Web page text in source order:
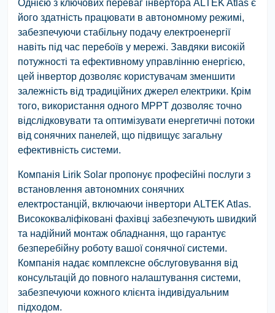
Однією з ключових переваг інвертора ALTEK Atlas є
його здатність працювати в автономному режимі,
забезпечуючи стабільну подачу електроенергії
навіть під час перебоїв у мережі. Завдяки високій
потужності та ефективному управлінню енергією,
цей інвертор дозволяє користувачам зменшити
залежність від традиційних джерел електрики. Крім
того, використання одного MPPT дозволяє точно
відслідковувати та оптимізувати енергетичні потоки
від сонячних панелей, що підвищує загальну
ефективність системи.
Компанія Lirik Solar пропонує професійні послуги з
встановлення автономних сонячних
електростанцій, включаючи інвертори ALTEK Atlas.
Висококваліфіковані фахівці забезпечують швидкий
та надійний монтаж обладнання, що гарантує
безперебійну роботу вашої сонячної системи.
Компанія надає комплексне обслуговування від
консультацій до повного налаштування системи,
забезпечуючи кожного клієнта індивідуальним
підходом.